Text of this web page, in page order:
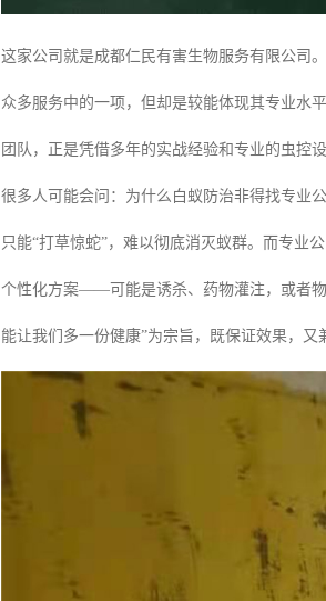
这家公司就是成都仁民有害生物服务有限公司
众多服务中的一项，但却是较能体现其专业水
团队，正是凭借多年的实战经验和专业的虫控
很多人可能会问：为什么白蚁防治非得找专业
只能“打草惊蛇”，难以彻底消灭蚁群。而专业
个性化方案——可能是诱杀、药物灌注，或者物
能让我们多一份健康”为宗旨，既保证效果，又